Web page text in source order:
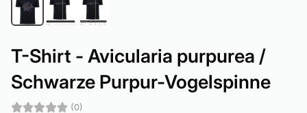
T-Shirt - Avicularia purpurea /
Schwarze Purpur-Vogelspinne
(0)